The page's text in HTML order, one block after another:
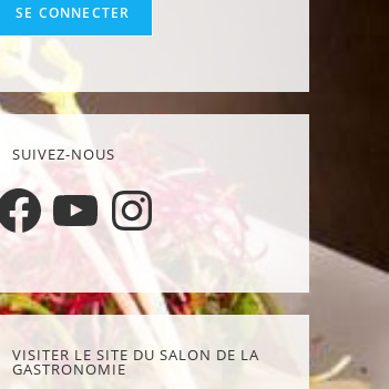
SUIVEZ-NOUS
FacebookYouTubeInstagram
VISITER LE SITE DU SALON DE LA
GASTRONOMIE